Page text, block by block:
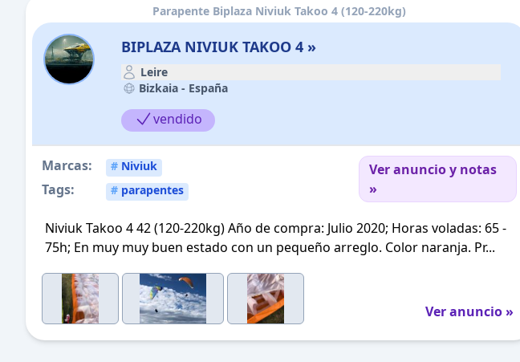
Parapente Biplaza Niviuk Takoo 4 (120-220kg)
BIPLAZA NIVIUK TAKOO 4 »
Leire
Bizkaia - España
vendido
Marcas: #Niviuk
Tags: #parapentes
Ver anuncio y notas
»
Niviuk Takoo 4 42 (120-220kg) Año de compra: Julio 2020; Horas voladas: 65 -
75h; En muy muy buen estado con un pequeño arreglo. Color naranja. Pr...
Ver anuncio »